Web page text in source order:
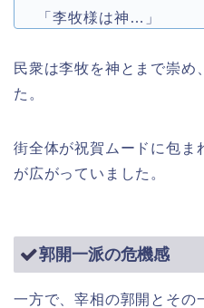
「李牧様は神…」
民衆は李牧を神とまで崇め
た。
街全体が祝賀ムードに包ま
が広がっていました。
郭開一派の危機感
一方で、宰相の郭開とその